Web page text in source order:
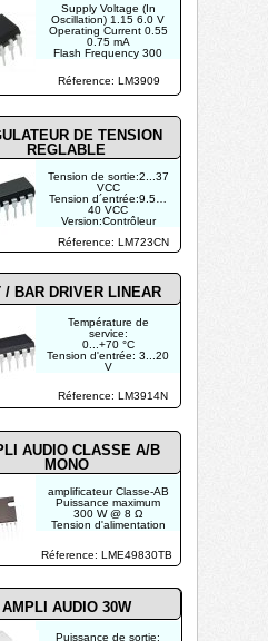
Réference: LM723CN
Supply Voltage (In
Oscillation) 1.15 6.0 V
Operating Current 0.55
0.75 mA
Flash Frequency 300
1.0 1.3 Hz
Température de
service:
0...+70 °C
Tension d'entrée: 3...20
V
/ BAR DRIVER LINEAR
Réference: LM3909
Réference: LM3914N
Tension de sortie:2...37
VCC
Tension d´entrée:9.5…
40 VCC
Version:Contrôleur
négatif
Courant de sortie:0.15
Tension d
´alimentation:9.5…40
VCC
DE TENSION
REGLABLE
Réference: LME49830TB
amplificateur Classe-AB
Puissance maximum
300 W @ 8 Ω
Tension d'alimentation
Puissance de sortie:
AMPLI AUDIO 30W
AUDIO CLASSE A/B
MONO